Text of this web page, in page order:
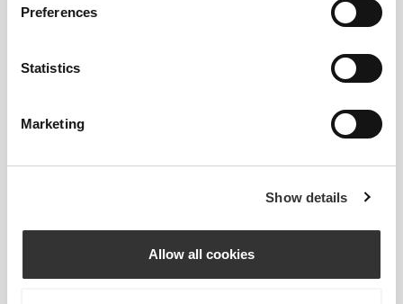
Preferences
Statistics
Marketing
Show details
Allow all cookies
WIĘCEJ, NIŻ WIDAĆ NA
PIERWSZY RZUT OKA
którym pozostajesz suchy i masz zagwarantowany